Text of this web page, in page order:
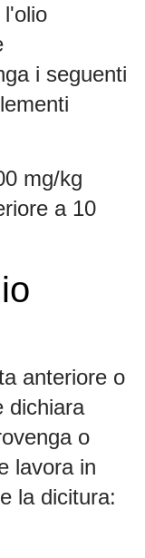
i seguenti
mg/kg
a 10
anteriore o
dichiara
o
lavora in
la dicitura: